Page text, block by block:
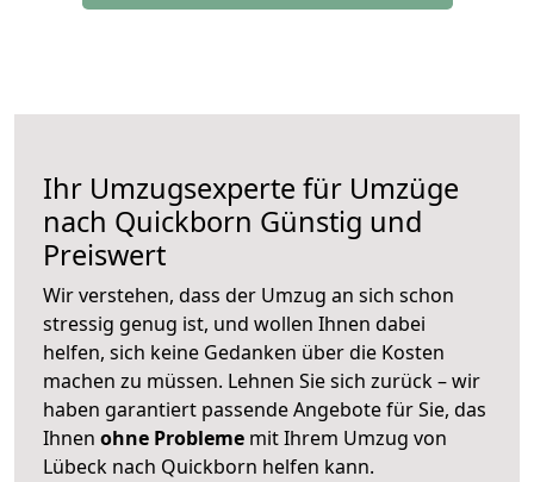
Ihr Umzugsexperte für Umzüge
nach Quickborn Günstig und
Preiswert
Wir verstehen, dass der Umzug an sich schon
stressig genug ist, und wollen Ihnen dabei
helfen, sich keine Gedanken über die Kosten
machen zu müssen. Lehnen Sie sich zurück – wir
haben garantiert passende Angebote für Sie, das
Ihnen ohne Probleme mit Ihrem Umzug von
Lübeck nach Quickborn helfen kann.